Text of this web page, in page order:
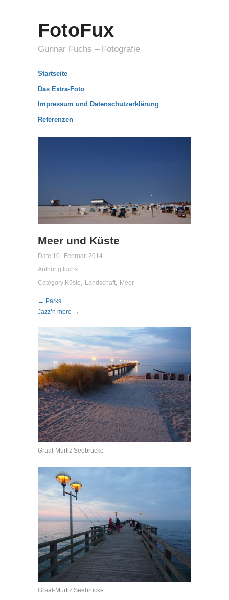
FotoFux
Gunnar Fuchs – Fotografie
Startseite
Das Extra-Foto
Impressum und Datenschutzerklärung
Referenzen
Meer und Küste
Date:10. Februar 2014
Author:g.fuchs
Category:Küste Landschaft Meer
← Parks
Jazz’n more →
Graal-Mürtiz Seebrücke
Graal-Mürtiz Seebrücke